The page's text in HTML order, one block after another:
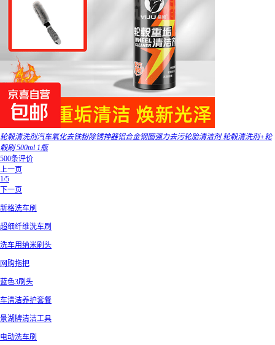
轮毂清洗剂汽车氧化去铁粉除锈神器铝合金钢圈强力去污轮胎清洁剂 轮毂清洗剂+轮
毂刷 500ml 1瓶
500条评价
上一页
1/5
下一页
新格洗车刷
超细纤维洗车刷
洗车用纳米刷头
网购拖把
蓝色3刷头
车清洁养护套餐
景湖牌清洁工具
电动洗车刷